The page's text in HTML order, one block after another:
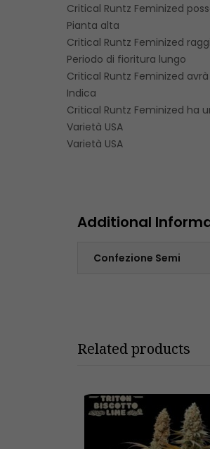
Critical Runtz Feminized
Pianta alta
Critical Runtz Feminized
Periodo di fioritura lungo
Critical Runtz Feminized
Indica
Critical Runtz Feminized ha
Varietà USA
Varietà USA
Additional
Confezione Semi
Related products